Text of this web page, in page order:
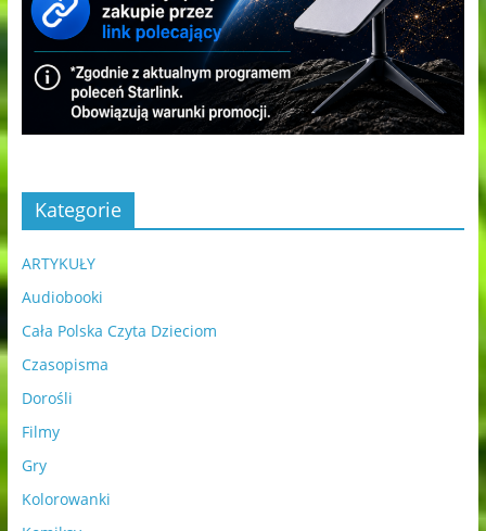
Kategorie
ARTYKUŁY
Audiobooki
Cała Polska Czyta Dzieciom
Czasopisma
Dorośli
Filmy
Gry
Kolorowanki